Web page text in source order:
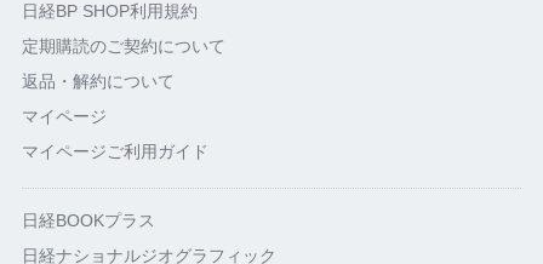
日経BP SHOP利用規約
定期購読のご契約について
返品・解約について
マイページ
マイページご利用ガイド
日経BOOKプラス
日経ナショナルジオグラフィック